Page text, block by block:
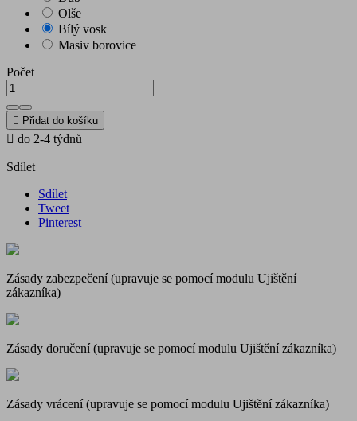
Olše
Bílý vosk
Masiv borovice
Počet
 Přidat do košíku
 do 2-4 týdnů
Sdílet
Sdílet
Tweet
Pinterest
Zásady zabezpečení (upravuje se pomocí modulu Ujištění
zákazníka)
Zásady doručení (upravuje se pomocí modulu Ujištění zákazníka)
Zásady vrácení (upravuje se pomocí modulu Ujištění zákazníka)